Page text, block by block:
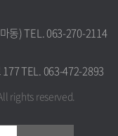
동) TEL. 063-270-2114
TEL. 063-472-2893
rights reserved.